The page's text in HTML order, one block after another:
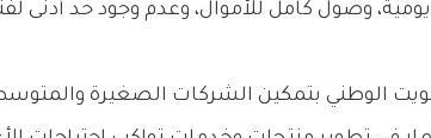
وصول كامل للأموال، وعدم وجود حد أدنى
الكويت الوطني بتمكين الشركات الصغيرة